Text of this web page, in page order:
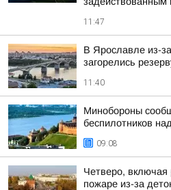
11:47
В Ярославле из-
загорелись
11:40
Минобороны
беспилотников
09:08
Четверо, включая
пожаре из-за